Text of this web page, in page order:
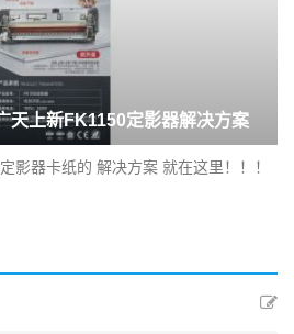
天上新FK1150定影器解决方案
影器卡纸的 解决方案 就在这里！！！